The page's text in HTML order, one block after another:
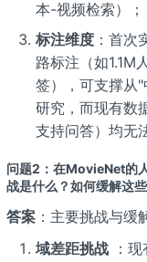
本-视频检索）；
标注维度：首次
路标注（如1.1M
签），可支撑从
研究，而现有数
支持问答）均无
问题2：在MovieNet的
战是什么？如何缓解这
答案：主要挑战与缓
域差距挑战：现